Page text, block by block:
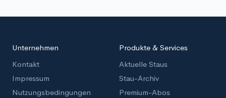
Unternehmen
Kontakt
Impressum
Nutzungsbedingungen
Produkte & Services
Aktuelle Staus
Stau-Archiv
Premium-Abos